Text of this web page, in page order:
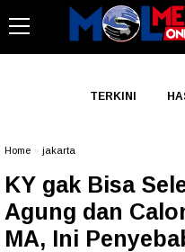
TERKINI
Home jakarta
KY gak Bisa
Agung dan
MA, Ini